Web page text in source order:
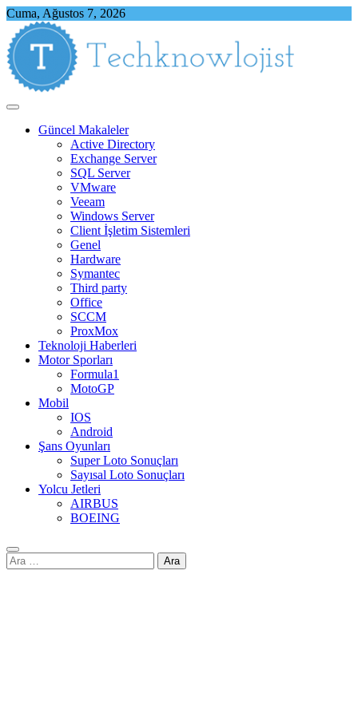
Skip
content
Cuma, Ağustos 7, 2026
Güncel Makaleler
Active Directory
Exchange Server
SQL Server
VMware
Veeam
Windows Server
Client İşletim Sistemleri
Genel
Hardware
Symantec
Third party
Office
SCCM
ProxMox
Teknoloji Haberleri
Motor Sporları
Formula1
MotoGP
Mobil
IOS
Android
Şans Oyunları
Super Loto Sonuçları
Sayısal Loto Sonuçları
Yolcu Jetleri
AIRBUS
BOEING
Arama: